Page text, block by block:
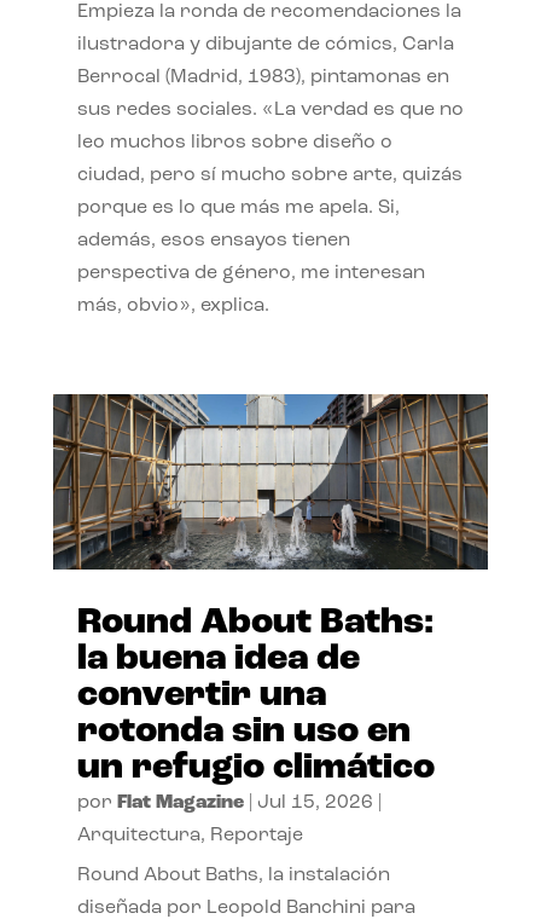
Empieza la ronda de recomendaciones la
ilustradora y dibujante de cómics, Carla
Berrocal (Madrid, 1983), pintamonas en
sus redes sociales. «La verdad es que no
leo muchos libros sobre diseño o
ciudad, pero sí mucho sobre arte, quizás
porque es lo que más me apela. Si,
además, esos ensayos tienen
perspectiva de género, me interesan
más, obvio», explica.
Round About Baths:
la buena idea de
convertir una
rotonda sin uso en
un refugio climático
por Flat Magazine| Jul 15, 2026
Arquitectura, Reportaje
Round About Baths, la instalación
diseñada por Leopold Banchini para